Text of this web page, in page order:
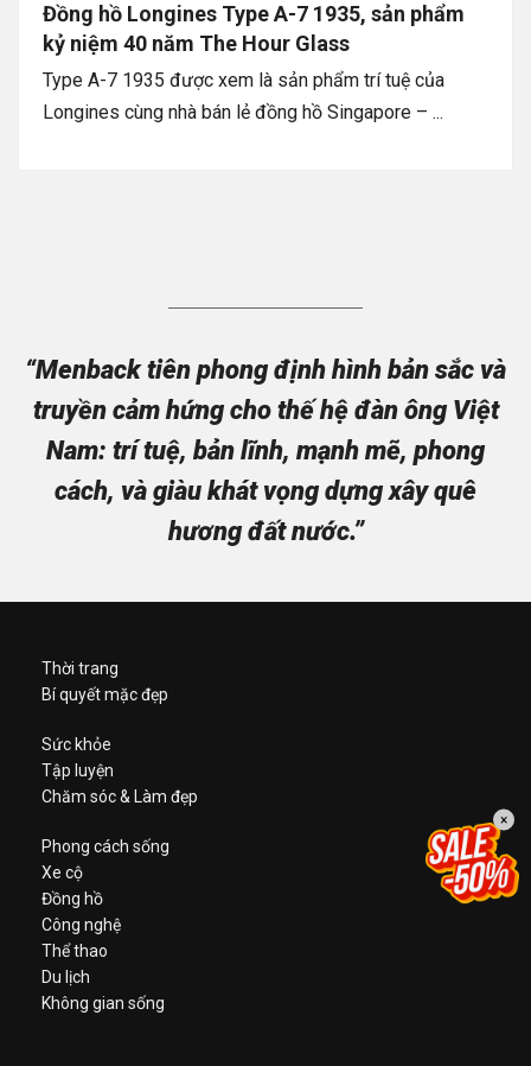
Đồng hồ Longines Type A-7 1935, sản phẩm
kỷ niệm 40 năm The Hour Glass
Type A-7 1935 được xem là sản phẩm trí tuệ của
Longines cùng nhà bán lẻ đồng hồ Singapore – ...
“Menback tiên phong định hình bản sắc và
truyền cảm hứng cho thế hệ đàn ông Việt
Nam: trí tuệ, bản lĩnh, mạnh mẽ, phong
cách, và giàu khát vọng dựng xây quê
hương đất nước.”
Thời trang
Bí quyết mặc đẹp
Sức khỏe
Tập luyện
Chăm sóc & Làm đẹp
Phong cách sống
Xe cộ
Đồng hồ
Công nghệ
Thể thao
Du lịch
Không gian sống
×